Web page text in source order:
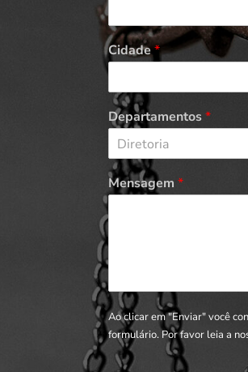
Cidade*
Departamentos*
Diretoria
Mensagem*
Ao clicar em "Enviar" você
formulário. Por favor leia a